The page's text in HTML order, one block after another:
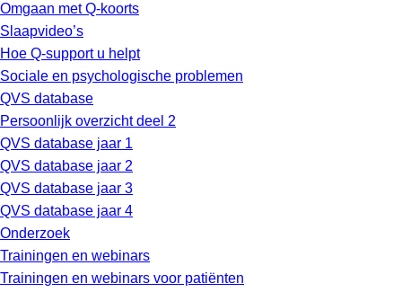
Omgaan met Q-koorts
Slaapvideo’s
Hoe Q-support u helpt
Sociale en psychologische problemen
QVS database
Persoonlijk overzicht deel 2
QVS database jaar 1
QVS database jaar 2
QVS database jaar 3
QVS database jaar 4
Onderzoek
Trainingen en webinars
Trainingen en webinars voor patiënten